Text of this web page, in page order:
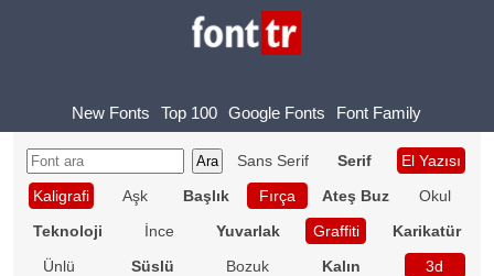
New Fonts Top 100 Google Fonts Font Family
Sans Serif Serif
El Yazısı
Kaligrafi
Aşk Başlık Fırça Ateş Buz
Okul
Teknoloji
İnce Yuvarlak Graffiti
Karikatür
Ünlü
Süslü Bozuk Kalın
3d